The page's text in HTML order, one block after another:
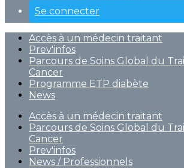
Se connecter
Accès à un médecin traitant
Prev'infos
Parcours de Soins Global du
Cancer
Programme ETP diabète
News
Accès à un médecin traitant
Parcours de Soins Global du
Cancer
Prev'infos
News / Professionnels